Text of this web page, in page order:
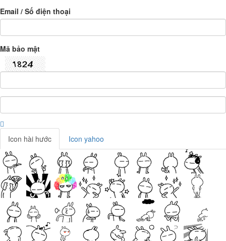
Email / Số điện thoại
Mã bảo mật
Icon hài hước Icon yahoo